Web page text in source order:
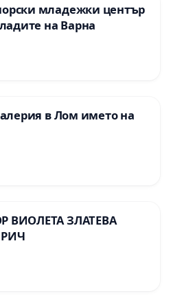
младежки център
на Варна
в Лом името на
ВИОЛЕТА ЗЛАТЕВА